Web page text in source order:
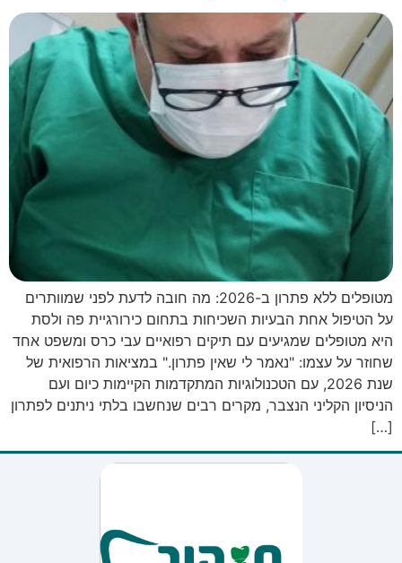
מטופלים ללא פתרון ב-2026: מה חובה לדעת לפני שמוותרים
על הטיפול אחת הבעיות השכיחות בתחום כירורגיית פה ולסת
היא מטופלים שמגיעים עם תיקים רפואיים עבי כרס ומשפט אחד
שחוזר על עצמו: "נאמר לי שאין פתרון." במציאות הרפואית של
שנת 2026, עם הטכנולוגיות המתקדמות הקיימות כיום ועם
הניסיון הקליני הנצבר, מקרים רבים שנחשבו בלתי ניתנים לפתרון
[…]